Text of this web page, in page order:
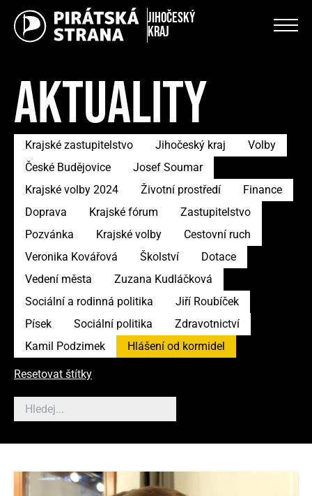
Jihočeský
kraj
AKTUALITY
Krajské zastupitelstvo Jihočeský kraj
Volby
České Budějovice
Josef Soumar
Krajské volby 2024
Životní prostředí
Finance
Doprava
Krajské fórum
Zastupitelstvo
Pozvánka
Krajské volby
Cestovní ruch
Veronika Kovářová
Školství
Dotace
Vedení města
Zuzana Kudláčková
Sociální a rodinná politika
Jiří Roubíček
Písek
Sociální politika
Zdravotnictví
Kamil Podzimek
Hlášení od kormidel
Resetovat štítky